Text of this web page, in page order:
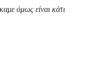
όμως είναι κάτι